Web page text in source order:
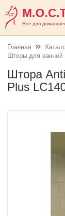
Все для
Главная
Шторы для ванной
Штора
Plus